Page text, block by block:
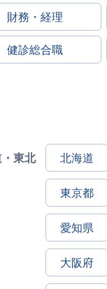
財務・経理
健診総合職
東北 北海道
東京都
愛知県
大阪府